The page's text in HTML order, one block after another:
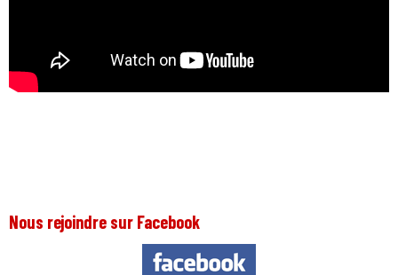
Nous rejoindre sur Facebook